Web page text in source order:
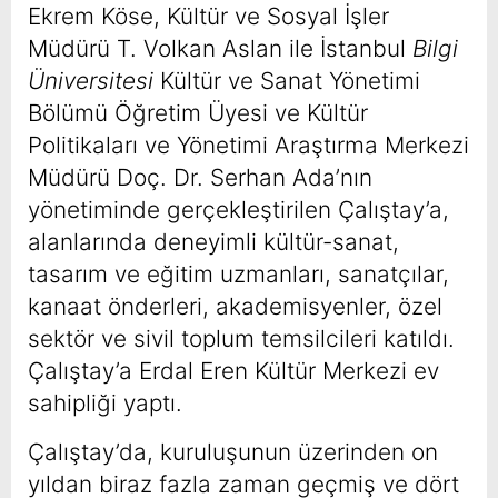
Ekrem Köse, Kültür ve Sosyal İşler
Müdürü T. Volkan Aslan ile İstanbul Bilgi
Üniversitesi Kültür ve Sanat Yönetimi
Bölümü Öğretim Üyesi ve Kültür
Politikaları ve Yönetimi Araştırma Merkezi
Müdürü Doç. Dr. Serhan Ada’nın
yönetiminde gerçekleştirilen Çalıştay’a,
alanlarında deneyimli kültür-sanat,
tasarım ve eğitim uzmanları, sanatçılar,
kanaat önderleri, akademisyenler, özel
sektör ve sivil toplum temsilcileri katıldı.
Çalıştay’a Erdal Eren Kültür Merkezi ev
sahipliği yaptı.
Çalıştay’da, kuruluşunun üzerinden on
yıldan biraz fazla zaman geçmiş ve dört